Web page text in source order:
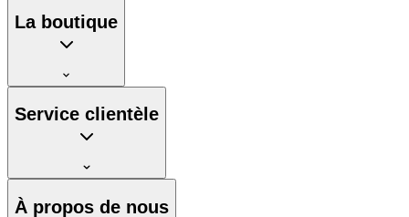
La boutique
Service clientèle
À propos de nous